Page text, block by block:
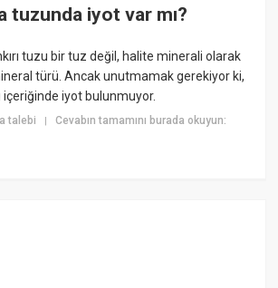
tuzunda iyot var mı?
tuzu bir tuz değil, halite minerali olarak
türü. Ancak unutmamak gerekiyor ki,
içeriğinde iyot bulunmuyor.
talebi |Cevabın tamamını burada okuyun: